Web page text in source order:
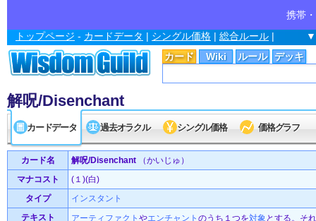
携帯
カード Wiki ルール デッキ
トップページ - カードデータ | シングル価格 | 総合ルール |
解呪/Disenchant
カードデータ 過去オラクル シングル価格 価格グラフ
カード名 解呪/Disenchant （かいじゅ）
マナコスト
(１)(白)
タイプ
インスタント
テキスト
アーティファクト やエンチャント のうち１つを対象 とする。そ